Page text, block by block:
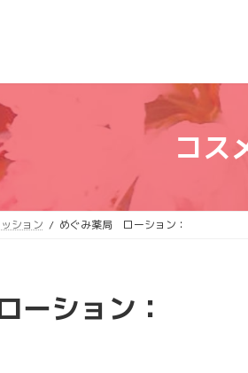
コス
ション めぐみ薬局 ローション：
ション：